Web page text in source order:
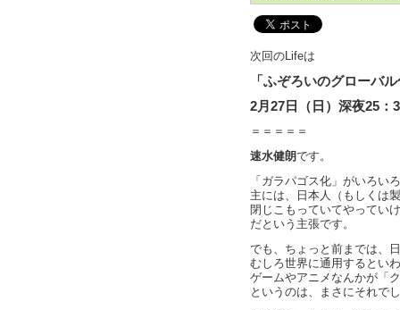
次回のLifeは
「ふぞろいのグローバ
2月27日（日）深夜25：
＝＝＝＝＝
速水健朗です。
「ガラパゴス化」がいろい
主には、日本人（もしくは
閉じこもっていてやってい
だという主張です。
でも、ちょっと前までは、
むしろ世界に通用するとい
ゲームやアニメなんかが「
というのは、まさにそれで